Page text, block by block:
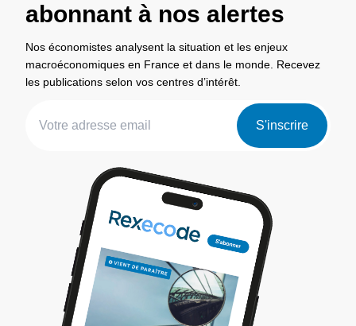
abonnant à nos alertes
Nos économistes analysent la situation et les enjeux
macroéconomiques en France et dans le monde. Recevez
les publications selon vos centres d’intérêt.
S'inscrire